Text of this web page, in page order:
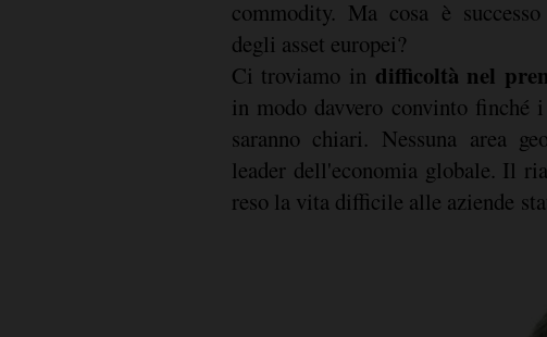
commodity. Ma cosa è
degli asset europei?
Ci troviamo in difficoltà nel
in modo davvero convinto finché
saranno chiari. Nessuna area
leader dell'economia globale. Il
reso la vita difficile alle aziende